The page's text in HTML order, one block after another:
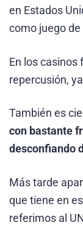
en Estados
como juego de
En los casinos
repercusión,
También es
con bastante
desconfiando
Más tarde
que tiene en
referimos al